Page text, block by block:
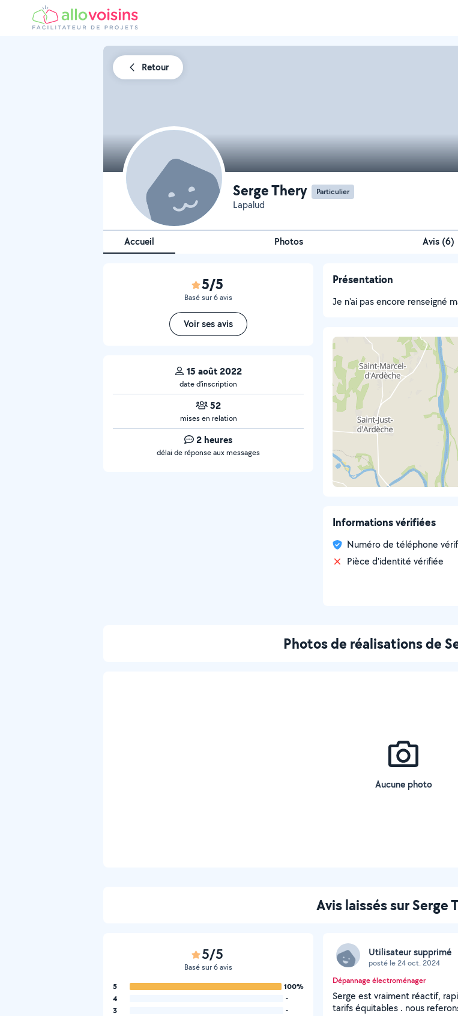
Retour
Serge Thery Particulier
Lapalud
Accueil Photos Avis (6)
5/5
Basé sur 6 avis
Voir ses avis
15 août 2022
date d’inscription
52
mises en relation
2 heures
délai de réponse aux messages
Présentation
Je n'ai pas encore renseigné
Informations vérifiées
Numéro de téléphone
Pièce d'identité vérifiée
Photos de réalisations de
Aucune photo
Avis laissés sur Serge
5/5
Basé sur 6 avis
5
100%
4
-
3
-
Utilisateur supprimé
posté le 24 oct. 2024
Dépannage électroménager
Serge est vraiment réactif,
tarifs équitables . nous